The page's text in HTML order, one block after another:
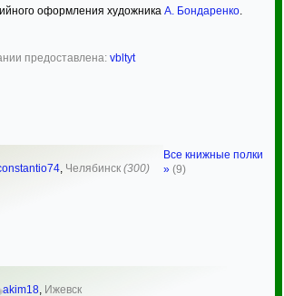
оформления художника А. Бондаренко.
предоставлена: vbltyt
, Челябинск (300)
akim18, Ижевск
Все книжные полки
» (9)